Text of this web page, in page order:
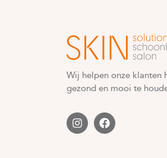
Wij helpen onze klanten
gezond en mooi te